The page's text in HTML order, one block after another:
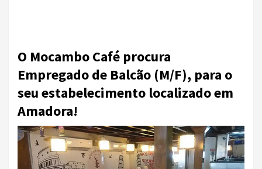
O Mocambo Café procura
Empregado de Balcão (M/F), para o
seu estabelecimento localizado em
Amadora!